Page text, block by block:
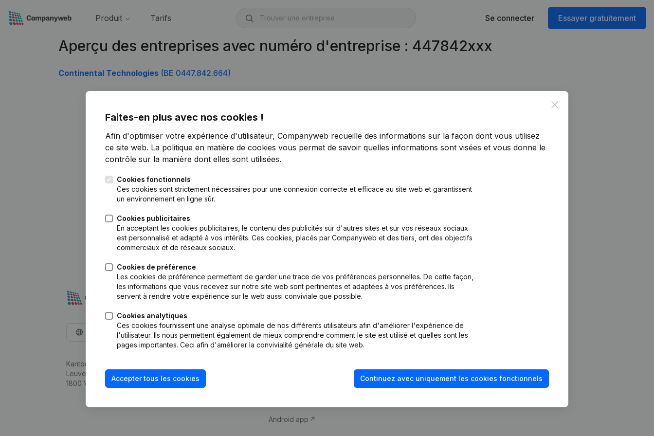
Produit Tarifs Se connecter Essayer gratuitement
Aperçu des entreprises avec numéro d'entreprise : 447842xxx
Continental Technologies (BE 0447.842.664)
Close
Faites-en plus avec nos cookies !
Afin d'optimiser votre expérience d'utilisateur, Companyweb recueille des informations sur la façon dont vous utilisez
ce site web. La politique en matière de cookies vous permet de savoir quelles informations sont visées et vous donne le
contrôle sur la manière dont elles sont utilisées.
Cookies fonctionnels
Ces cookies sont strictement nécessaires pour une connexion correcte et efficace au site web et garantissent
un environnement en ligne sûr.
Cookies publicitaires
En acceptant les cookies publicitaires, le contenu des publicités sur d'autres sites et sur vos réseaux sociaux
est personnalisé et adapté à vos intérêts. Ces cookies, placés par Companyweb et des tiers, ont des objectifs
commerciaux et de réseaux sociaux.
Cookies de préférence
Les cookies de préférence permettent de garder une trace de vos préférences personnelles. De cette façon,
les informations que vous recevez sur notre site web sont pertinentes et adaptées à vos préférences. Ils
servent à rendre votre expérience sur le web aussi conviviale que possible.
Cookies analytiques
Ces cookies fournissent une analyse optimale de nos différents utilisateurs afin d'améliorer l'expérience de
l'utilisateur. Ils nous permettent également de mieux comprendre comment le site est utilisé et quelles sont les
pages importantes. Ceci afin d'améliorer la convivialité générale du site web.
Accepter tous les cookies Continuez avec uniquement les cookies fonctionnels
Français
Kantorenpark Everest
Leuvensesteenweg 248D,
1800 Vilvoorde
Produit
d’entreprise
Monitoring
Android app
fraude
Consulter des comptes annuels
Vérification de la solvabilité